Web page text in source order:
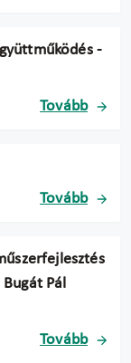
-
Tovább
Tovább
Pál
Tovább